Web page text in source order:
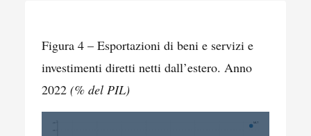
Figura 4 – Esportazioni di beni e servizi e
investimenti diretti netti dall’estero. Anno
2022 (% del PIL)
MLT